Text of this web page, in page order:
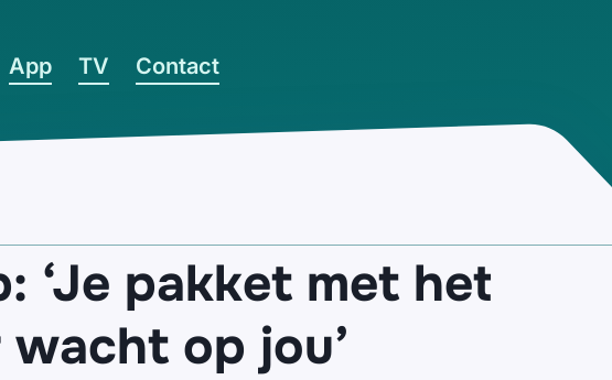
App TV Contact
‘Je pakket met het
op jou’